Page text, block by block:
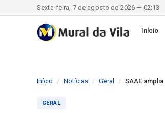
Sexta-feira, 7 de agosto de 2026 — 02:13
Início
Início Notícias Geral SAAE
GERAL